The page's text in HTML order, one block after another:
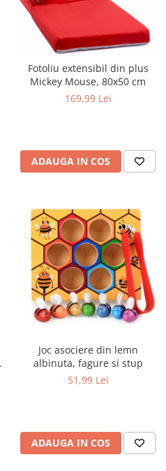
Fotoliu extensibil din plus
Mickey Mouse, 80x50 cm
169,99 Lei
ADAUGA IN COS
Joc asociere din lemn
albinuta, fagure si stup
51,99 Lei
ADAUGA IN COS